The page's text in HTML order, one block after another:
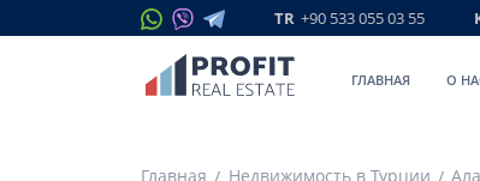
TR +90 533 055 03 55
ГЛАВНАЯ O
Главная Недвижимость в Турции